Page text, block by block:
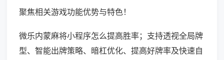
聚焦相关游戏功能优势与特色！
微乐内蒙麻将小程序怎么提高胜率；支持透视全局牌
型、智能出牌策略、暗杠优化、提高好牌率及快速自